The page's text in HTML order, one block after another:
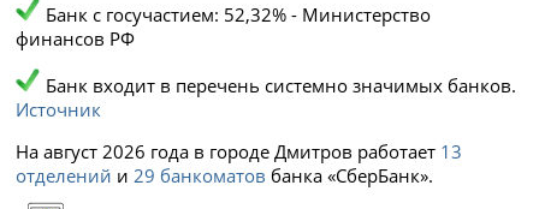
Банк с госучастием: 52,32% - Министерство
финансов РФ
Банк входит в перечень системно значимых банков.
Источник
На август 2026 года в городе Дмитров работает 13
отделений и29 банкоматов банка «СберБанк».